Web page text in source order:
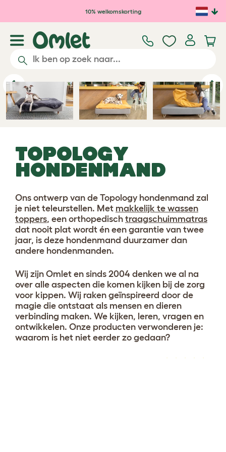
Ga naar de hoofdinhoud
10% welkomskorting
Video afspelen
Previous
TOPOLOGY
HONDENMAND
Ons ontwerp van de Topology hondenmand zal
je niet teleurstellen. Met makkelijk te wassen
toppers, een orthopedisch traagschuimmatras
dat nooit plat wordt én een garantie van twee
jaar, is deze hondenmand duurzamer dan
andere hondenmanden.
Wij zijn Omlet en sinds 2004 denken we al na
over alle aspecten die komen kijken bij de zorg
voor kippen. Wij raken geïnspireerd door de
magie die ontstaat als mensen en dieren
verbinding maken. We kijken, leren, vragen en
ontwikkelen. Onze producten verwonderen je:
waarom is het niet eerder zo gedaan?